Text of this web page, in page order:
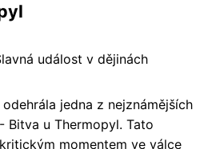
událost v dějinách
jedna z nejznámějších
Bitva u Thermopyl. Tato
momentem ve válce